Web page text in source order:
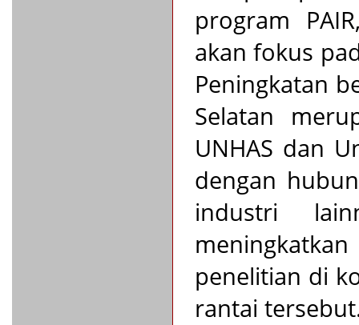
program
akan fokus
Peningkatan
Selatan
UNHAS dan
dengan
industri
penelitian di
rantai